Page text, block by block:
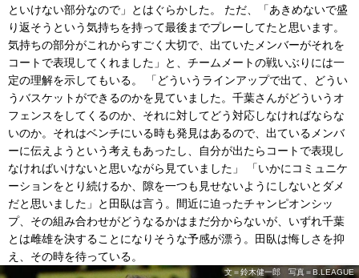
といけない部分なので」とはぐらかした。 ただ、「あきめないで盛
り返そうという気持ちを持って最後までプレーしてたと思います。
気持ちの部分がこれからすごく大切で、出ていたメンバーがそれを
コートで表現してくれました」と、チームメートの戦いぶりには一
定の理解を示してもいる。 「どういうラインアップで出て、どうい
うバスケットができるのかを見ていました。千葉さんがどういうオ
フェンスをしてくるのか、それに対してどう対応しなければならな
いのか。それはベンチにいる時も発見はあるので、出ているメンバ
ーに伝えようという考えもあったし、自分が出たらコートで表現し
なければいけないと思いながら見ていました」 「いかにコミュニケ
ーションをとり続けるか、隙を一つも見せないようにしないとダメ
だと思いました」と田臥は言う。間近に迫ったチャンピオンシッ
プ、その組み合わせがどうなるかはまだ分からないが、いずれ千葉
とは雌雄を決することになりそうな予感が漂う。田臥は悔しさを抑
え、その時を待っている。
文＝鈴木健一郎 写真＝B.LEAGUE